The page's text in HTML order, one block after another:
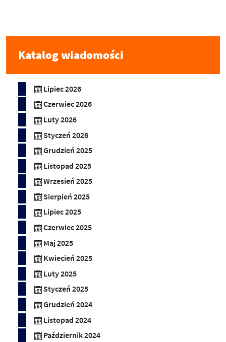
Katalog wiadomości
Lipiec 2026
Czerwiec 2026
Luty 2026
Styczeń 2026
Grudzień 2025
Listopad 2025
Wrzesień 2025
Sierpień 2025
Lipiec 2025
Czerwiec 2025
Maj 2025
Kwiecień 2025
Luty 2025
Styczeń 2025
Grudzień 2024
Listopad 2024
Październik 2024